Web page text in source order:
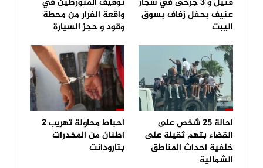
عنيف بحفل زفاف بسوق
اليبت
واقعة الفرار من محطة
وقود و حجز السيارة
احالة 25 شخص على
القضاء بتهم ثقيلة على
خلفية احداث المناطق
الشمالية
احباط محاولة تهريب 2
اطنان من المخدرات
بتارودانت